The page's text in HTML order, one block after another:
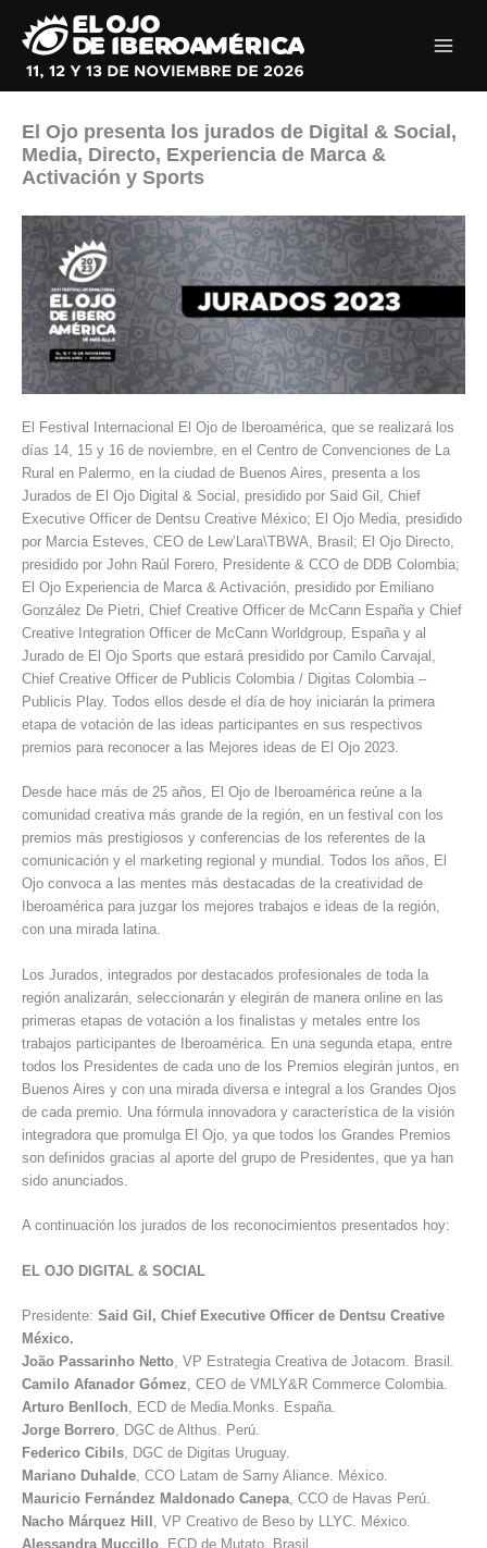
contenido
El Ojo presenta los jurados de Digital & Social,
Media, Directo, Experiencia de Marca &
Activación y Sports
El Festival Internacional El Ojo de Iberoamérica, que se realizará los
días 14, 15 y 16 de noviembre, en el Centro de Convenciones de La
Rural en Palermo, en la ciudad de Buenos Aires, presenta a los
Jurados de El Ojo Digital & Social, presidido por Said Gil, Chief
Executive Officer de Dentsu Creative México; El Ojo Media, presidido
por Marcia Esteves, CEO de Lew’Lara\TBWA, Brasil; El Ojo Directo,
presidido por John Raúl Forero, Presidente & CCO de DDB Colombia;
El Ojo Experiencia de Marca & Activación, presidido por Emiliano
González De Pietri, Chief Creative Officer de McCann España y Chief
Creative Integration Officer de McCann Worldgroup, España y al
Jurado de El Ojo Sports que estará presidido por Camilo Carvajal,
Chief Creative Officer de Publicis Colombia / Digitas Colombia –
Publicis Play. Todos ellos desde el día de hoy iniciarán la primera
etapa de votación de las ideas participantes en sus respectivos
premios para reconocer a las Mejores ideas de El Ojo 2023.
Desde hace más de 25 años, El Ojo de Iberoamérica reúne a la
comunidad creativa más grande de la región, en un festival con los
premios más prestigiosos y conferencias de los referentes de la
comunicación y el marketing regional y mundial. Todos los años, El
Ojo convoca a las mentes más destacadas de la creatividad de
Iberoamérica para juzgar los mejores trabajos e ideas de la región,
con una mirada latina.
Los Jurados, integrados por destacados profesionales de toda la
región analizarán, seleccionarán y elegirán de manera online en las
primeras etapas de votación a los finalistas y metales entre los
trabajos participantes de Iberoamérica. En una segunda etapa, entre
todos los Presidentes de cada uno de los Premios elegirán juntos, en
Buenos Aires y con una mirada diversa e integral a los Grandes Ojos
de cada premio. Una fórmula innovadora y característica de la visión
integradora que promulga El Ojo, ya que todos los Grandes Premios
son definidos gracias al aporte del grupo de Presidentes, que ya han
sido anunciados.
A continuación los jurados de los reconocimientos presentados hoy:
EL OJO DIGITAL & SOCIAL
Presidente: Said Gil, Chief Executive Officer de Dentsu Creative
México.
João Passarinho Netto, VP Estrategia Creativa de Jotacom. Brasil.
Camilo Afanador Gómez, CEO de VMLY&R Commerce Colombia.
Arturo Benlloch, ECD de Media.Monks. España.
Jorge Borrero, DGC de Althus. Perú.
Federico Cibils, DGC de Digitas Uruguay.
Mariano Duhalde, CCO Latam de Samy Aliance. México.
Mauricio Fernández Maldonado Canepa, CCO de Havas Perú.
Nacho Márquez Hill , VP Creativo de Beso by LLYC. México.
Alessandra Muccillo, ECD de Mutato. Brasil.